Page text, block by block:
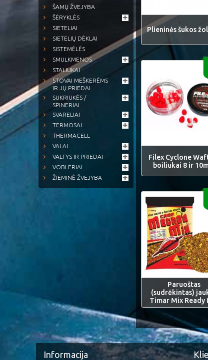
ŠAMŲ ŽVEJYBA
ŠĖRYKLĖS
SIETELIAI
SIETELIŲ DĖKLAI
SISTEMĖLĖS
SMULKMENOS
STALIUKAI
STOVAI MEŠKERĖMS
IR JŲ PRIEDAI
SUKRIUKĖS /
SPINERIAI
SVARELIAI
TERMOSAI
THERMACELL
VALAI
VALTYS IR PRIEDAI
VOBLERIAI
ŽIEMINĖ ŽVEJYBA
Plieninės šukos
Filex Cyclone
boiliukai 8 ir
Paruoštas
(sudrėkintas)
Timar Mix Ready
Informacija